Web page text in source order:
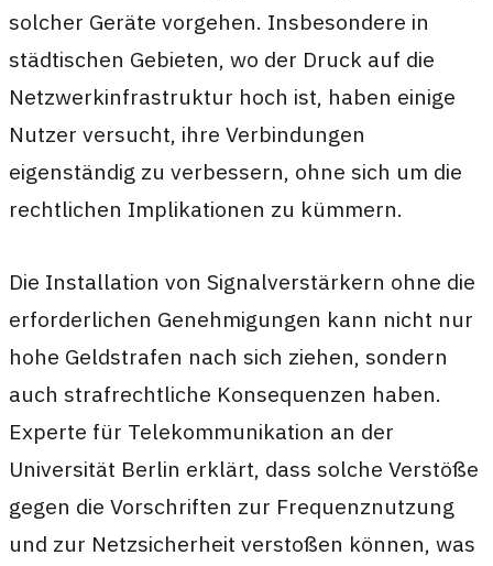
solcher Geräte vorgehen. Insbesondere in
städtischen Gebieten, wo der Druck auf die
Netzwerkinfrastruktur hoch ist, haben einige
Nutzer versucht, ihre Verbindungen
eigenständig zu verbessern, ohne sich um die
rechtlichen Implikationen zu kümmern.
Die Installation von Signalverstärkern ohne die
erforderlichen Genehmigungen kann nicht nur
hohe Geldstrafen nach sich ziehen, sondern
auch strafrechtliche Konsequenzen haben.
Experte für Telekommunikation an der
Universität Berlin erklärt, dass solche Verstöße
gegen die Vorschriften zur Frequenznutzung
und zur Netzsicherheit verstoßen können, was